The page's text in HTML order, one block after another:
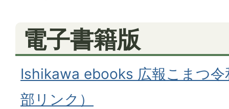
電子書籍版
Ishikawa ebooks 広報こまつ令
部リンク）